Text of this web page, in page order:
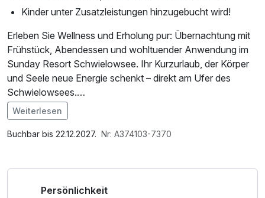
Kinder unter Zusatzleistungen hinzugebucht wird!
Erleben Sie Wellness und Erholung pur: Übernachtung mit
Frühstück, Abendessen und wohltuender Anwendung im
Sunday Resort Schwielowsee. Ihr Kurzurlaub, der Körper
und Seele neue Energie schenkt – direkt am Ufer des
Schwielowsees.
* Bitte wählen Sie aus folgenden drei
Wohlfühlanwendungen und vereinbaren vor Anreise einen
- kräftigende Körperpackung (20 Minuten)
Im Angebot enthalten
Saunabenutzung, Leihbademantel, Nutzung des
Weiterlesen
Buchbar bis 22.12.2027. Nr: A374103-7370
Persönlichkeit